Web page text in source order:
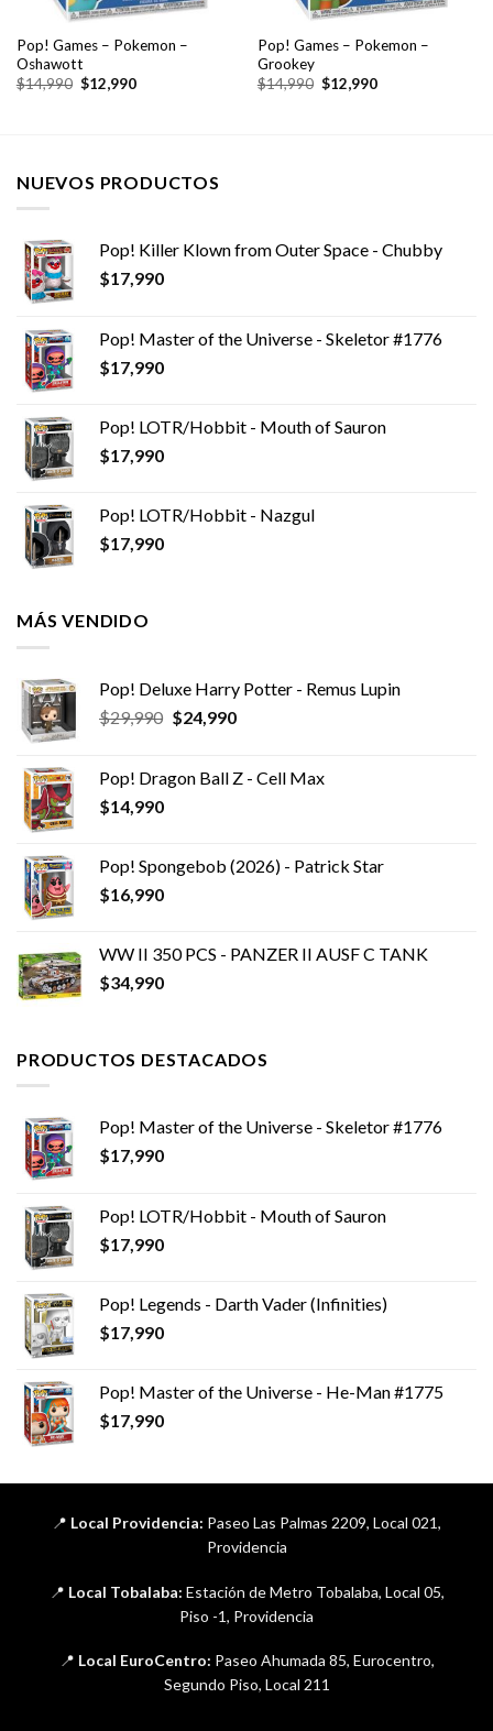
Pop! Games – Pokemon –
Oshawott
$14,990 El
precio
$12,990El
Pop! Games – Pokemon –
Grookey
$14,990 El
precio
$12,990El
NUEVOS PRODUCTOS
Pop! Killer Klown from Outer Space - Chubby
$17,990
Pop! Master of the Universe - Skeletor #1776
$17,990
Pop! LOTR/Hobbit - Mouth of Sauron
$17,990
Pop! LOTR/Hobbit - Nazgul
$17,990
MÁS VENDIDO
Pop! Deluxe Harry Potter - Remus Lupin
$29,990 El
era:
$24,990El
es:
Pop! Dragon Ball Z - Cell Max
$14,990
Pop! Spongebob (2026) - Patrick Star
$16,990
WW II 350 PCS - PANZER II AUSF C TANK
$34,990
PRODUCTOS DESTACADOS
Pop! Master of the Universe - Skeletor #1776
$17,990
Pop! LOTR/Hobbit - Mouth of Sauron
$17,990
Pop! Legends - Darth Vader (Infinities)
$17,990
Pop! Master of the Universe - He-Man #1775
$17,990
📍 Local Providencia: Paseo Las Palmas 2209, Local 021,
Providencia
📍 Local Tobalaba: Estación de Metro Tobalaba, Local 05,
Piso -1, Providencia
📍 Local EuroCentro: Paseo Ahumada 85, Eurocentro,
Segundo Piso, Local 211